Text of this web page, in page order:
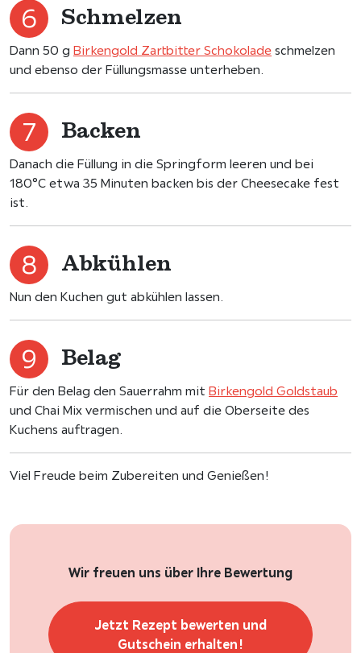
Schmelzen
Dann 50 g Birkengold Zartbitter Schokolade schmelzen
und ebenso der Füllungsmasse unterheben.
Backen
Danach die Füllung in die Springform leeren und bei
180°C etwa 35 Minuten backen bis der Cheesecake fest
ist.
Abkühlen
Nun den Kuchen gut abkühlen lassen.
Belag
Für den Belag den Sauerrahm mit Birkengold Goldstaub
und Chai Mix vermischen und auf die Oberseite des
Kuchens auftragen.
Viel Freude beim Zubereiten und Genießen!
Wir freuen uns über Ihre Bewertung
Jetzt Rezept bewerten und
Gutschein erhalten!